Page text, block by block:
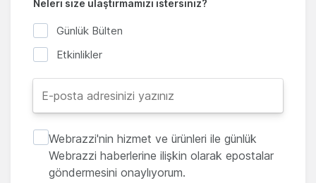
Neleri size ulaştırmamızı istersiniz?
Günlük Bülten
Etkinlikler
Webrazzi'nin hizmet ve ürünleri ile günlük
Webrazzi haberlerine ilişkin olarak epostalar
göndermesini onaylıyorum.